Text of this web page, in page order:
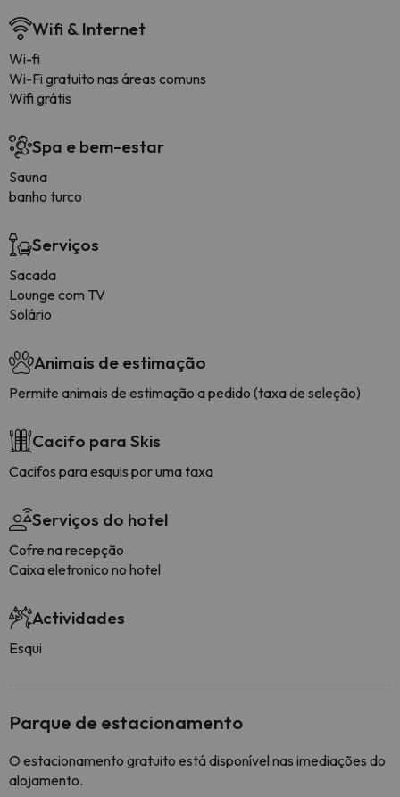
Wifi & Internet
Wi-fi
Wi-Fi gratuito nas áreas comuns
Wifi grátis
Spa e bem-estar
Sauna
banho turco
Serviços
Sacada
Lounge com TV
Solário
Animais de estimação
Permite animais de estimação a pedido (taxa de seleção)
Cacifo para Skis
Cacifos para esquis por uma taxa
Serviços do hotel
Cofre na recepção
Caixa eletronico no hotel
Actividades
Esqui
Parque de estacionamento
O estacionamento gratuito está disponível nas imediações do
alojamento.